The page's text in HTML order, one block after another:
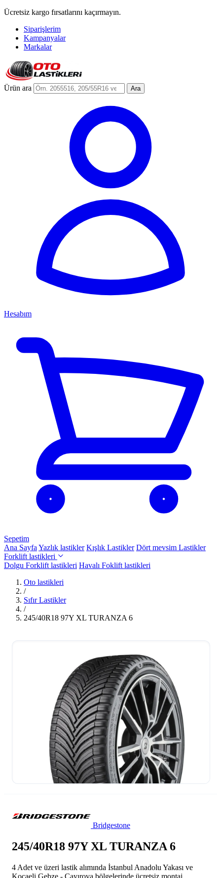
Ücretsiz kargo fırsatlarını kaçırmayın.
Siparişlerim
Kampanyalar
Markalar
Ürün ara Ara
Hesabım
Sepetim
Ana Sayfa Yazlık lastikler Kışlık Lastikler Dört mevsim Lastikler
Forklift lastikleri
Dolgu Forklift lastikleri Havalı Foklift lastikleri
Oto lastikleri
/
Sıfır Lastikler
/
245/40R18 97Y XL TURANZA 6
Bridgestone
245/40R18 97Y XL TURANZA 6
4 Adet ve üzeri lastik alımında İstanbul Anadolu Yakası ve
Kocaeli Gebze - Çayırova bölgelerinde ücretsiz montaj